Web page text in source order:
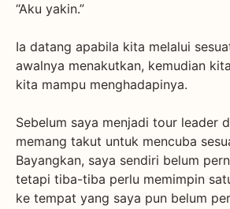
“Aku yakin.”
Ia datang apabila kita melalui
awalnya menakutkan, kemudian
kita mampu menghadapinya.
Sebelum saya menjadi tour leader
memang takut untuk mencuba
Bayangkan, saya sendiri belum
tetapi tiba-tiba perlu memimpin
ke tempat yang saya pun belum